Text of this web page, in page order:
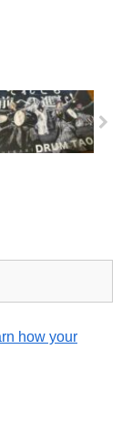
how your